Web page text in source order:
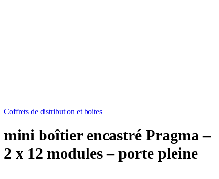
Coffrets de distribution et boites
mini boîtier encastré Pragma –
2 x 12 modules – porte pleine